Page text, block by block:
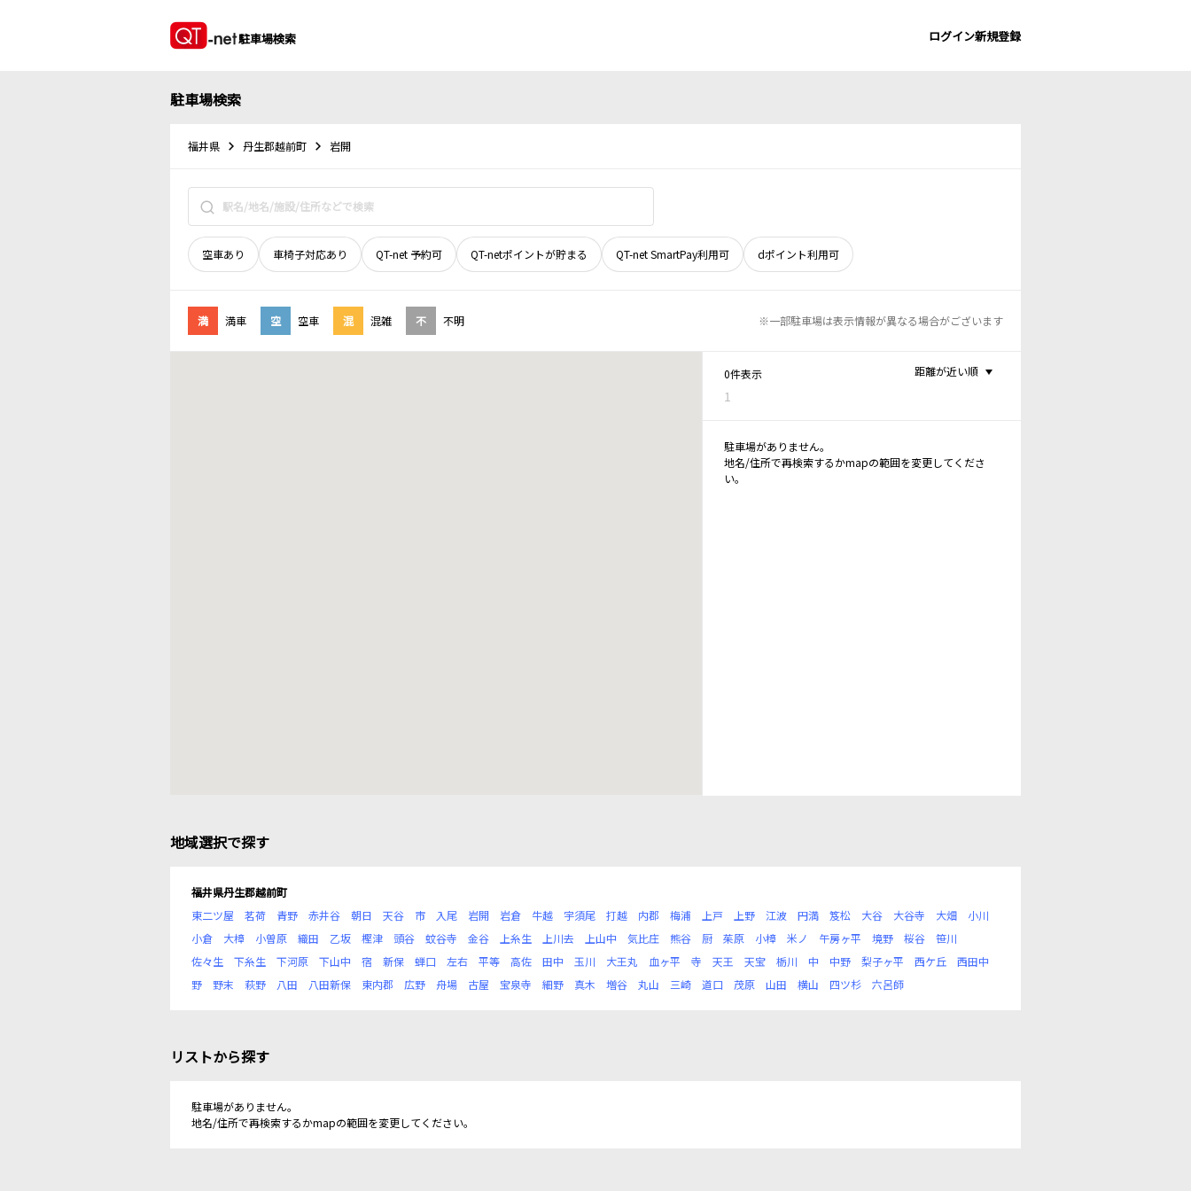
駐車場検索 ログイン新規登録
駐車場検索
福井県 丹生郡越前町 岩開
空車あり 車椅子対応あり QT-net 予約可 QT-netポイントが貯まる QT-net SmartPay利用可 dポイント利用可
満 満車 空 空車 混 混雑 不 不明 ※一部駐車場は表示情報が異なる場合がございます
0件表示
1
距離が近い順
駐車場がありません。
地名/住所で再検索するかmapの範囲を変更してくださ
い。
地域選択で探す
福井県丹生郡越前町
東二ツ屋
茗荷 青野 赤井谷 朝日 天谷 市 入尾 岩開 岩倉 牛越 宇須尾 打越 内郡 梅浦 上戸 上野 江波 円満 笈松 大谷 大谷寺 大畑
小川
小倉
大樟 小曽原 織田 乙坂 樫津 頭谷 蚊谷寺 金谷 上糸生 上川去 上山中 気比庄 熊谷 厨 茱原 小樟 米ノ 午房ヶ平 境野 桜谷
笹川
佐々生
下糸生 下河原 下山中 宿 新保 蝉口 左右 平等 高佐 田中 玉川 大王丸 血ヶ平 寺 天王 天宝 栃川 中 中野 梨子ヶ平 西ケ丘
西田中
野
野末 萩野 八田 八田新保 東内郡 広野 舟場 古屋 宝泉寺 細野 真木 増谷 丸山 三崎 道口 茂原 山田 横山 四ツ杉 六呂師
リストから探す
駐車場がありません。
地名/住所で再検索するかmapの範囲を変更してください。